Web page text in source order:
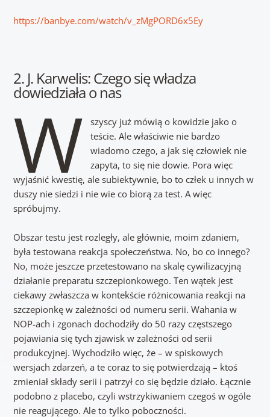
https://banbye.com/watch/v_zMgPORD6x5Ey
2. J. Karwelis: Czego się władza
dowiedziała o nas
W
szyscy już mówią o kowidzie jako o
teście. Ale właściwie nie bardzo
wiadomo czego, a jak się człowiek nie
zapyta, to się nie dowie. Pora więc
wyjaśnić kwestię, ale subiektywnie, bo to człek u innych w
duszy nie siedzi i nie wie co biorą za test. A więc
spróbujmy.
Obszar testu jest rozległy, ale głównie, moim zdaniem,
była testowana reakcja społeczeństwa. No, bo co innego?
No, może jeszcze przetestowano na skalę cywilizacyjną
działanie preparatu szczepionkowego. Ten wątek jest
ciekawy zwłaszcza w kontekście różnicowania reakcji na
szczepionkę w zależności od numeru serii. Wahania w
NOP-ach i zgonach dochodziły do 50 razy częstszego
pojawiania się tych zjawisk w zależności od serii
produkcyjnej. Wychodziło więc, że – w spiskowych
wersjach zdarzeń, a te coraz to się potwierdzają – ktoś
zmieniał składy serii i patrzył co się będzie działo. Łącznie
podobno z placebo, czyli wstrzykiwaniem czegoś w ogóle
nie reagującego. Ale to tylko poboczności.